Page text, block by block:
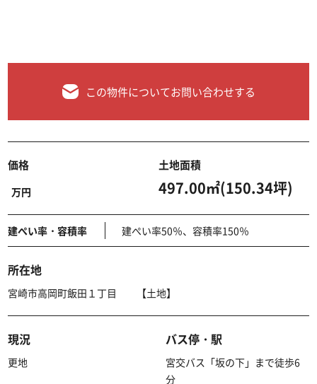
この物件についてお問い合わせする
価格
万円
土地面積
497.00㎡(150.34坪)
建ぺい率・容積率 建ぺい率50％、容積率150％
所在地
宮崎市高岡町飯田１丁目 【土地】
現況
更地
バス停・駅
宮交バス「坂の下」まで徒歩6
分